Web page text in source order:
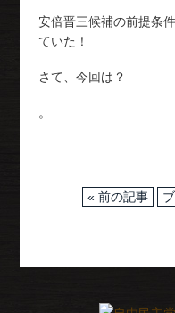
安倍晋三候補の前提条
ていた！
さて、今回は？
。
« 前の記事